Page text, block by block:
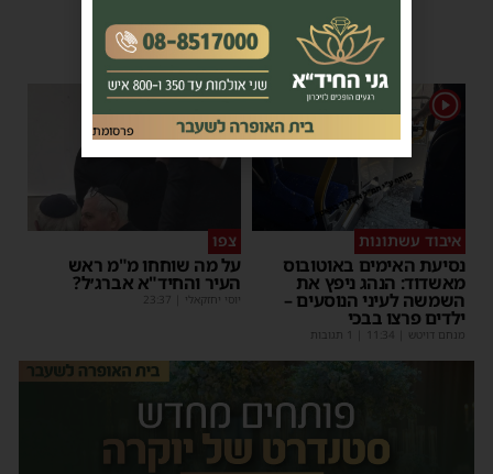
1
איבוד עשתונות
נסיעת האימים באוטובוס
מאשדוד: הנהג ניפץ את
השמשה לעיני הנוסעים –
ילדים פרצו בבכי
מנחם דויטש 11:34
1
צפו
על מה שוחחו מ"מ ראש
העיר והחיד"א אברג׳ל?
יוסי יחזקאלי 23:37
פרסומת